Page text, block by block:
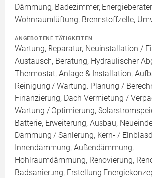
Dämmung, Badezimmer,
Wohnraumlüftung, Brennstoffzelle,
ANGEBOTENE TÄTIGKEITEN
Wartung, Reparatur, Neuinstallation /
Austausch, Beratung, Hydraulischer
Thermostat, Anlage & Installation,
Reinigung / Wartung, Planung /
Finanzierung, Dach Vermietung /
Wartung / Optimierung,
Batterie, Erweiterung, Ausbau,
Dämmung / Sanierung, Kern- /
Innendämmung, Außendämmung,
Hohlraumdämmung, Renovierung,
Badsanierung, Erstellung